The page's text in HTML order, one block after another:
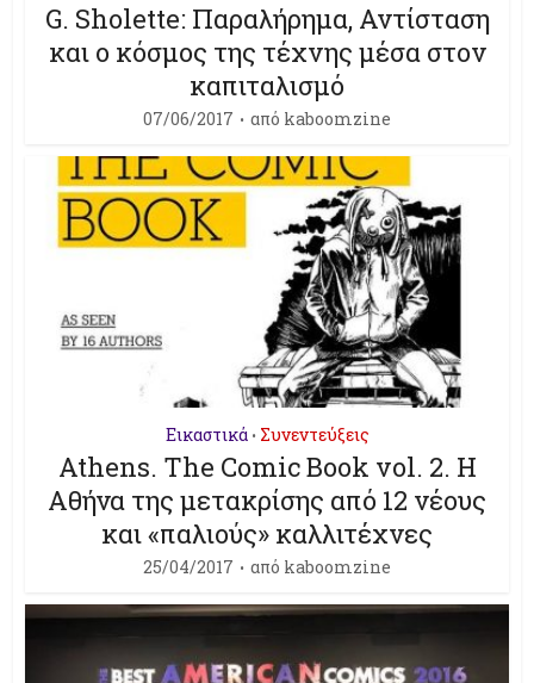
G. Sholette: Παραλήρημα, Αντίσταση
και ο κόσμος της τέχνης μέσα στον
καπιταλισμό
07/06/2017 από kaboomzine
Εικαστικά • Συνεντεύξεις
Athens. The Comic Book vol. 2. H
Αθήνα της μετακρίσης από 12 νέους
και «παλιούς» καλλιτέχνες
25/04/2017 από kaboomzine